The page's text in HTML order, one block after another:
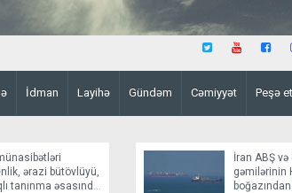
İdman Layihə Gündəm Cəmiyyət Peşə
ərazi bütövlüyü,
tanınma əsasında
İran ABŞ və
gəmilərinin